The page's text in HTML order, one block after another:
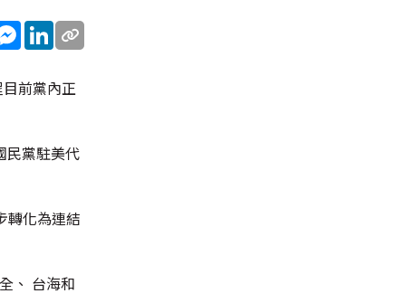
Messenger
LinkedIn
前黨內正
民黨駐美代
轉化為連結
、 台海和